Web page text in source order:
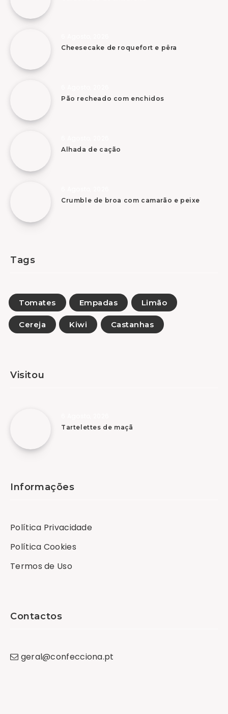
Cheesecake de roquefort e pêra
Pão recheado com enchidos
Alhada de cação
Crumble de broa com camarão e peixe
Tags
Tomates Empadas Limão
Cereja Kiwi Castanhas
Visitou
Tartelettes de maçã
Informações
Política Privacidade
Política Cookies
Termos de Uso
Contactos
geral@confecciona.pt